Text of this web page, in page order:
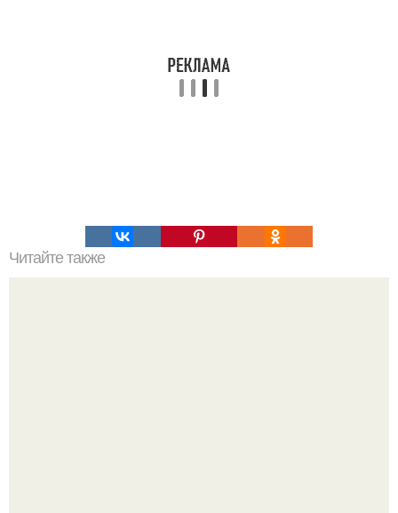
Читайте также